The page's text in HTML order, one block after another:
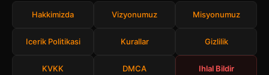
Hakkimizda Vizyonumuz Misyonumuz
Icerik Politikasi Kurallar Gizlilik
KVKK DMCA Ihlal Bildir